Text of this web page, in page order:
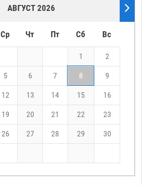
АВГУСТ 2026
Ср Чт Пт Сб Вс
1 2
5 6 7 8 9
12 13 14 15 16
19 20 21 22 23
26 27 28 29 30